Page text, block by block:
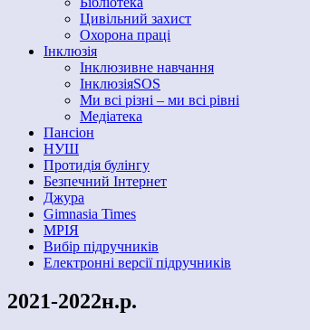
Цивільний захист
Охорона праці
Інклюзія
Інклюзивне навчання
ІнклюзіяSOS
Ми всі різні – ми всі рівні
Медіатека
Пансіон
НУШ
Протидія булінгу
Безпечний Інтернет
Джура
Gimnasia Times
МРІЯ
Вибір підручників
Електронні версії підручників
2021-2022н.р.